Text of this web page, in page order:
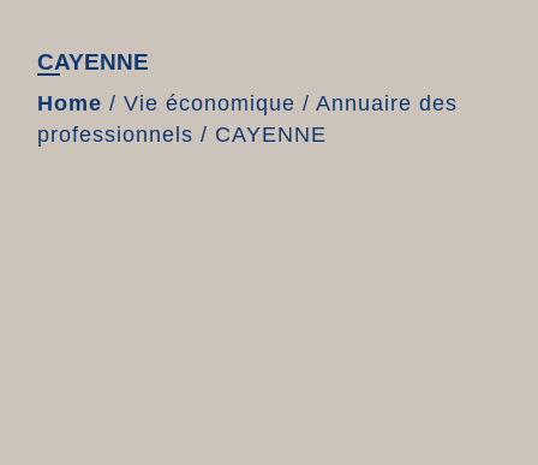
CAYENNE
Home / Vie économique / Annuaire des
professionnels / CAYENNE